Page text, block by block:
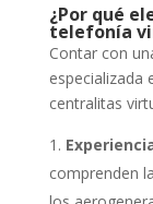
¿Por qué
telefonía
Contar con
especializada
centralitas
comprenden